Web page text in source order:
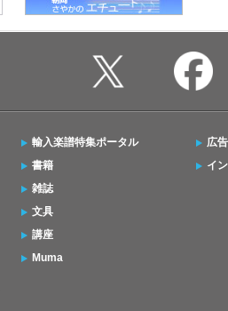
輸入楽譜特集ポータル
書籍
雑誌
文具
講座
Muma
広
イ